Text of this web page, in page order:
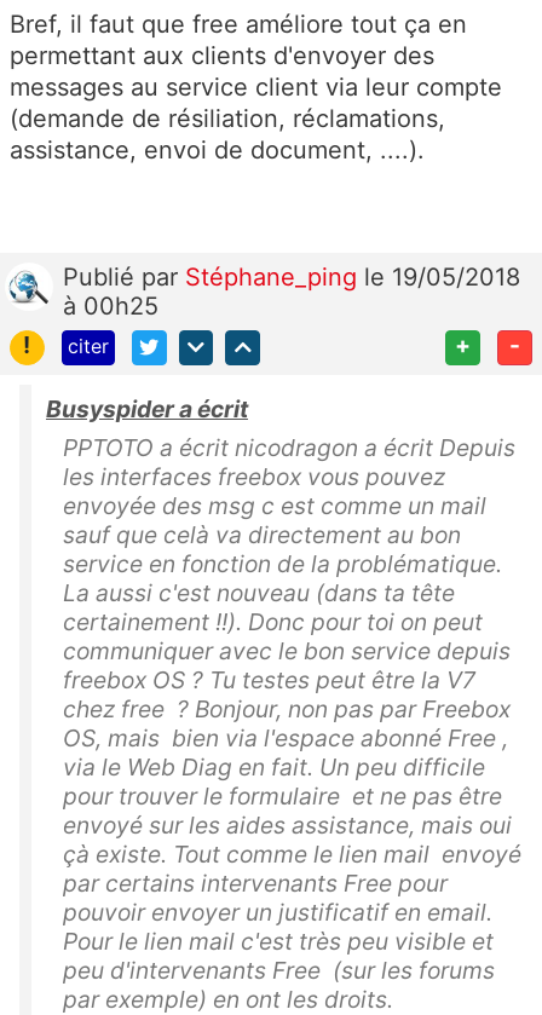
Bref, il faut que free améliore tout ça en
permettant aux clients d'envoyer des
messages au service client via leur compte
(demande de résiliation, réclamations,
assistance, envoi de document, ....).
Publié par Stéphane_ping le 19/05/2018
à 00h25
!
citer + -
Busyspider a écrit
PPTOTO a écrit nicodragon a écrit Depuis
les interfaces freebox vous pouvez
envoyée des msg c est comme un mail
sauf que celà va directement au bon
service en fonction de la problématique.
La aussi c'est nouveau (dans ta tête
certainement !!). Donc pour toi on peut
communiquer avec le bon service depuis
freebox OS ? Tu testes peut être la V7
chez free ? Bonjour, non pas par Freebox
OS, mais bien via l'espace abonné Free ,
via le Web Diag en fait. Un peu difficile
pour trouver le formulaire et ne pas être
envoyé sur les aides assistance, mais oui
çà existe. Tout comme le lien mail envoyé
par certains intervenants Free pour
pouvoir envoyer un justificatif en email.
Pour le lien mail c'est très peu visible et
peu d'intervenants Free (sur les forums
par exemple) en ont les droits.